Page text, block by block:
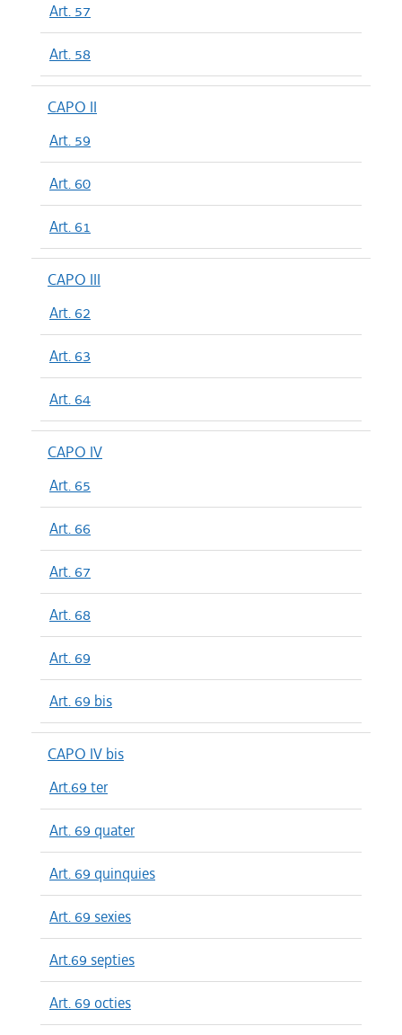
Art. 57
Art. 58
CAPO II
Art. 59
Art. 60
Art. 61
CAPO III
Art. 62
Art. 63
Art. 64
CAPO IV
Art. 65
Art. 66
Art. 67
Art. 68
Art. 69
Art. 69 bis
CAPO IV bis
Art.69 ter
Art. 69 quater
Art. 69 quinquies
Art. 69 sexies
Art.69 septies
Art. 69 octies